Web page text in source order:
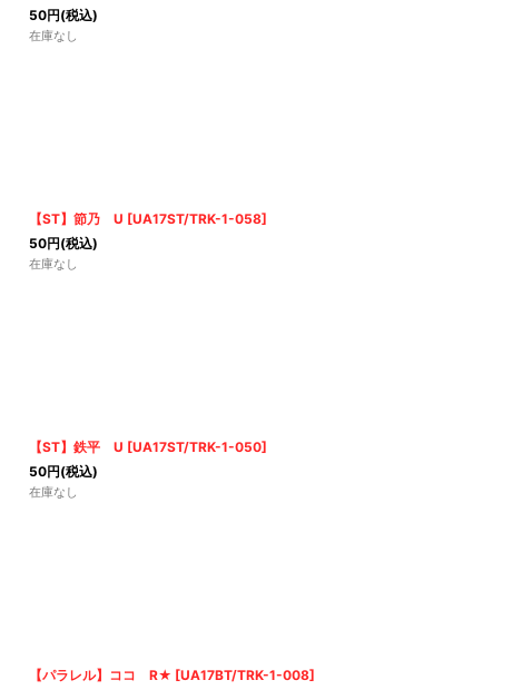
50円(税込)
在庫なし
【ST】節乃 U [UA17ST/TRK-1-058]
50円(税込)
在庫なし
【ST】鉄平 U [UA17ST/TRK-1-050]
50円(税込)
在庫なし
【パラレル】ココ R★ [UA17BT/TRK-1-008]